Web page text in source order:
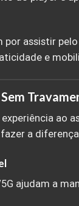
por assistir pelo
e
ao
a
ajudam a